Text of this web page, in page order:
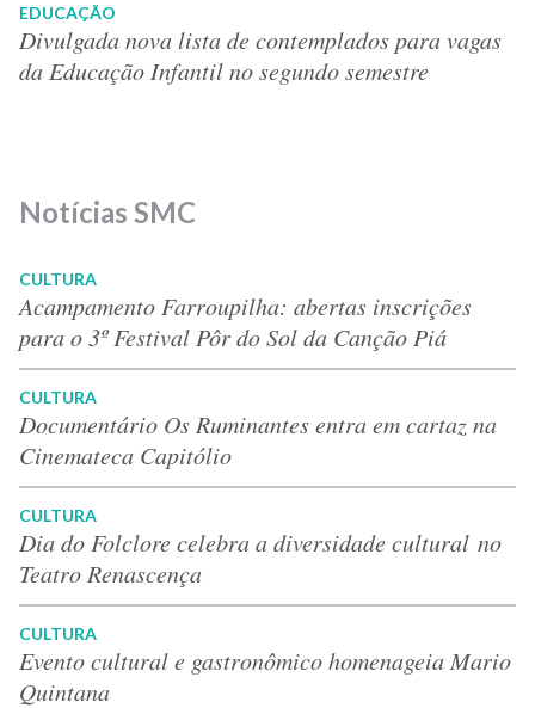
EDUCAÇÃO
Divulgada nova lista de contemplados para vagas
da Educação Infantil no segundo semestre
Notícias SMC
CULTURA
Acampamento Farroupilha: abertas inscrições
para o 3º Festival Pôr do Sol da Canção Piá
CULTURA
Documentário Os Ruminantes entra em cartaz na
Cinemateca Capitólio
CULTURA
Dia do Folclore celebra a diversidade cultural no
Teatro Renascença
CULTURA
Evento cultural e gastronômico homenageia Mario
Quintana